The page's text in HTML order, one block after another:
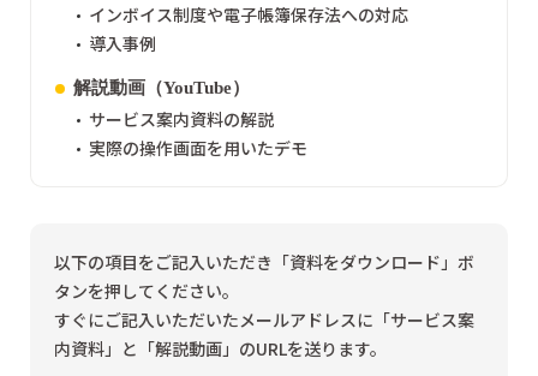
インボイス制度や電子帳簿保存法への対応
導入事例
解説動画（YouTube）
サービス案内資料の解説
実際の操作画面を用いたデモ
以下の項目をご記入いただき「資料をダウンロード」ボ
タンを押してください。
すぐにご記入いただいたメールアドレスに「サービス案
内資料」と「解説動画」のURLを送ります。